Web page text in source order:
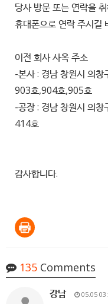
당사 방문 또는 연락을
휴대폰으로 연락 주시길
이전 회사 사옥 주소
-본사 : 경남 창원시 의
903호,904호,905호
-공장 : 경남 창원시 의
414호
감사합니다.
135 Comments
강남 05.05